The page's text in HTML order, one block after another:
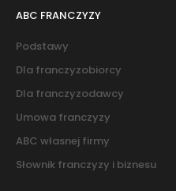
ABC FRANCZYZY
Podstawy
Dla franczyzobiorcy
Dla franczyzodawcy
Umowa franczyzy
ABC własnej firmy
Słownik franczyzy i biznesu